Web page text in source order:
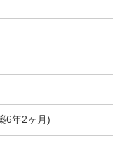
6年2ヶ月)